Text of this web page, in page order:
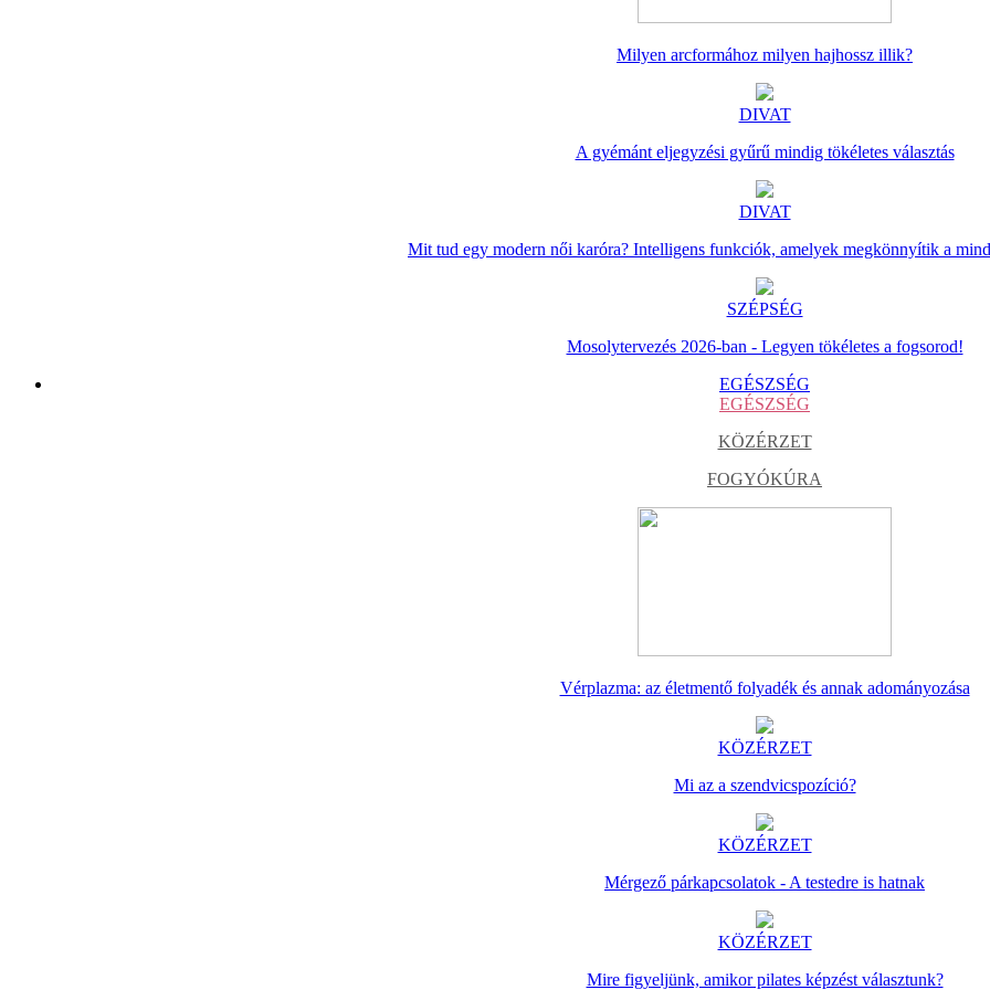
Milyen arcformához milyen hajhossz illik?
DIVAT
A gyémánt eljegyzési gyűrű mindig tökéletes választás
DIVAT
Mit tud egy modern női karóra? Intelligens funkciók, amelyek megkönnyítik a
SZÉPSÉG
Mosolytervezés 2026-ban - Legyen tökéletes a fogsorod!
EGÉSZSÉG
EGÉSZSÉG
KÖZÉRZET
FOGYÓKÚRA
Vérplazma: az életmentő folyadék és annak adományozása
KÖZÉRZET
Mi az a szendvicspozíció?
KÖZÉRZET
Mérgező párkapcsolatok - A testedre is hatnak
KÖZÉRZET
Mire figyeljünk, amikor pilates képzést választunk?